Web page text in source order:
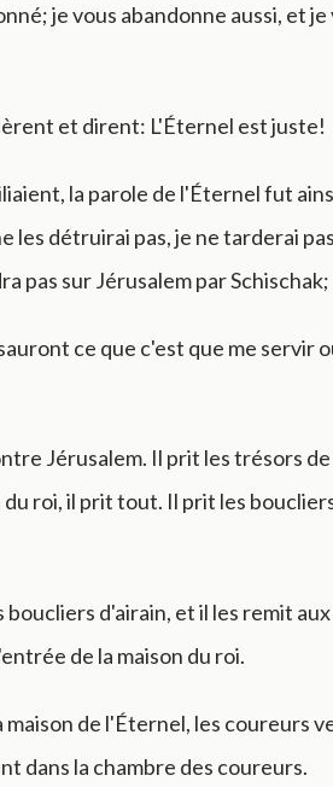
je vous abandonne aussi, et
et dirent: L'Éternel est juste!
la parole de l'Éternel fut
les détruirai pas, je ne tarderai
pas sur Jérusalem par Schischak;
ce que c'est que me servir
Jérusalem. Il prit les trésors de
roi, il prit tout. Il prit les
d'airain, et il les remit
de la maison du roi.
maison de l'Éternel, les coureurs
dans la chambre des coureurs.